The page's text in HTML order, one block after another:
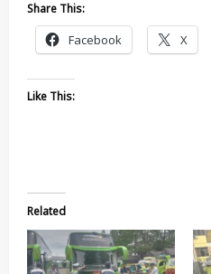
Share This:
Facebook X
Like This:
Related